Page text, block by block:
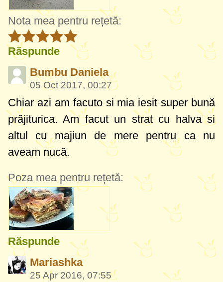
Nota mea pentru rețetă:
Răspunde
Bumbu Daniela
05 Oct 2017, 00:27
Chiar azi am facuto si mia iesit super bună
prăjiturica. Am facut un strat cu halva si
altul cu majiun de mere pentru ca nu
aveam nucă.
Poza mea pentru rețetă:
Răspunde
Mariashka
25 Apr 2016, 07:55